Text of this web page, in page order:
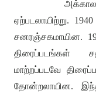
ஏற்படலாயிற்று.
சனரஞ்சகமாயின.
திரைப்படங்கள்
மாற்றப்படவே
தோன்றலாயின.